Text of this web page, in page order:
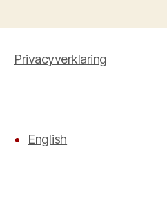
Privacyverklaring
English